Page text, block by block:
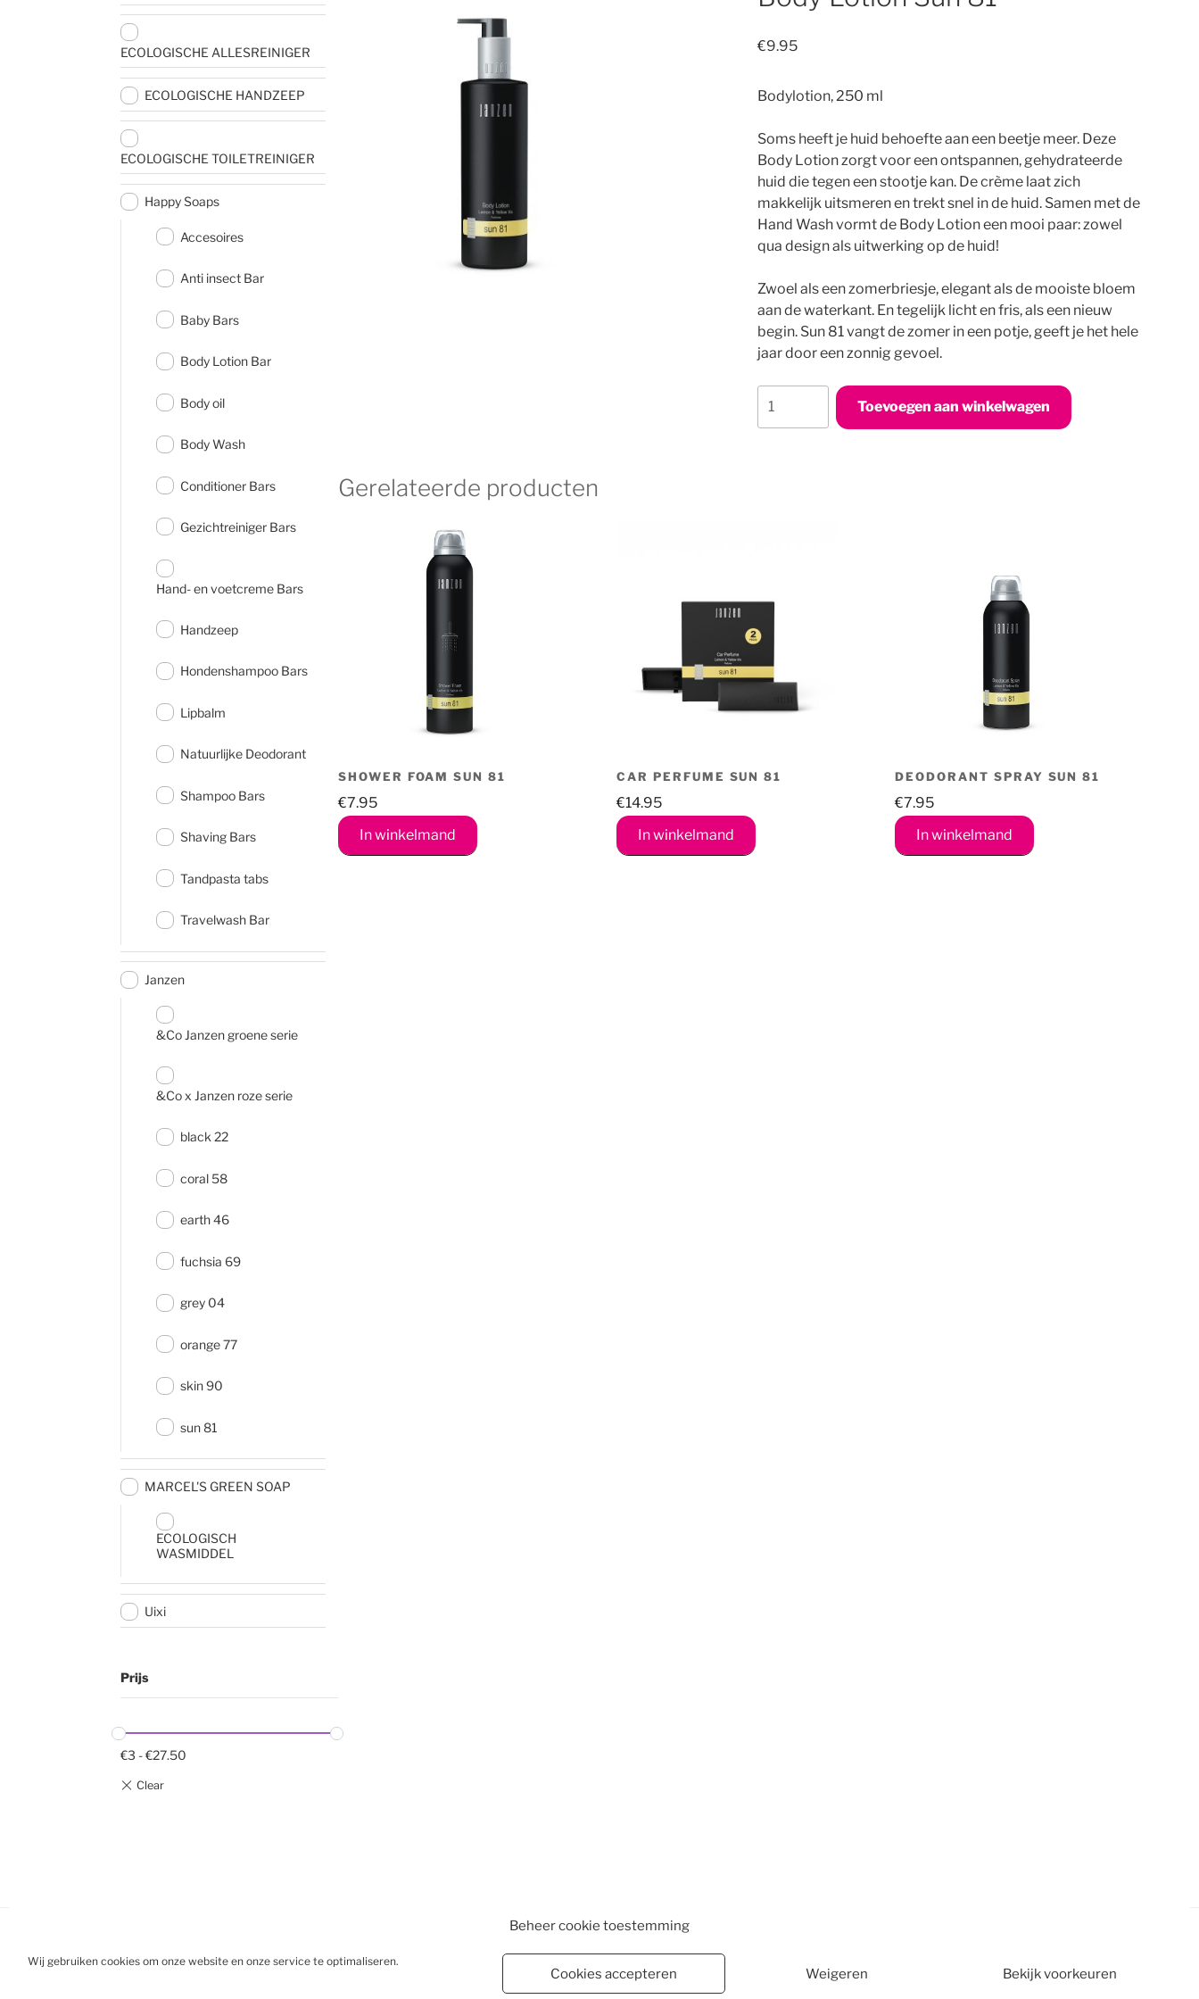
Beheer cookie toestemming
Wij gebruiken cookies om onze website en onze service te optimaliseren.
Cookies accepteren Weigeren Bekijk voorkeuren
€9.95
Bodylotion, 250 ml
Soms heeft je huid behoefte aan een beetje meer. Deze
Body Lotion zorgt voor een ontspannen, gehydrateerde
huid die tegen een stootje kan. De crème laat zich
makkelijk uitsmeren en trekt snel in de huid. Samen met de
Hand Wash vormt de Body Lotion een mooi paar: zowel
qua design als uitwerking op de huid!
Zwoel als een zomerbriesje, elegant als de mooiste bloem
aan de waterkant. En tegelijk licht en fris, als een nieuw
begin. Sun 81 vangt de zomer in een potje, geeft je het hele
jaar door een zonnig gevoel.
Lotion
Toevoegen aan winkelwagen
Gerelateerde producten
SHOWER FOAM SUN 81
€7.95
In winkelmand
CAR PERFUME SUN 81
€14.95
In winkelmand
DEODORANT SPRAY SUN 81
€7.95
In winkelmand
ECOLOGISCHE ALLESREINIGER
ECOLOGISCHE HANDZEEP
ECOLOGISCHE TOILETREINIGER
Happy Soaps
Accesoires
Anti insect Bar
Baby Bars
Body Lotion Bar
Body oil
Body Wash
Conditioner Bars
Gezichtreiniger Bars
Hand- en voetcreme Bars
Handzeep
Hondenshampoo Bars
Lipbalm
Natuurlijke Deodorant
Shampoo Bars
Shaving Bars
Tandpasta tabs
Travelwash Bar
Janzen
&Co Janzen groene serie
&Co x Janzen roze serie
black 22
coral 58
earth 46
fuchsia 69
grey 04
orange 77
skin 90
sun 81
MARCEL'S GREEN SOAP
ECOLOGISCH
WASMIDDEL
Uixi
Prijs
€3 -€27.50
WINKELMAND VESTIGINGEN CONTACT 2026